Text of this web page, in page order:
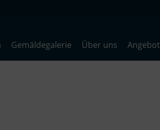
Gemäldegalerie Über uns